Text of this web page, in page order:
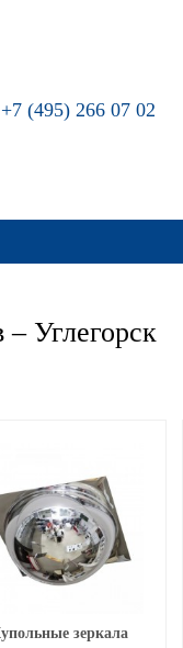
(495) 266 07 02
Углегорск
зеркала